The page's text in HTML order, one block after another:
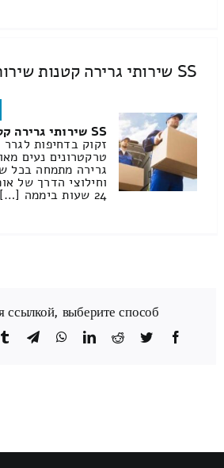
SS שירותי גרירה קטנות שירותי הובלה
SS שירותי גרירה קטנות שירותי הובלה
זקוק בדחיפות לגרר
גרירה מתמחה בכל
וחילוצי הדרך של
24 שעות ביממה […]
ссылкой, выберите способ!
Facebook
Twitter
Reddit
LinkedIn
WhatsApp